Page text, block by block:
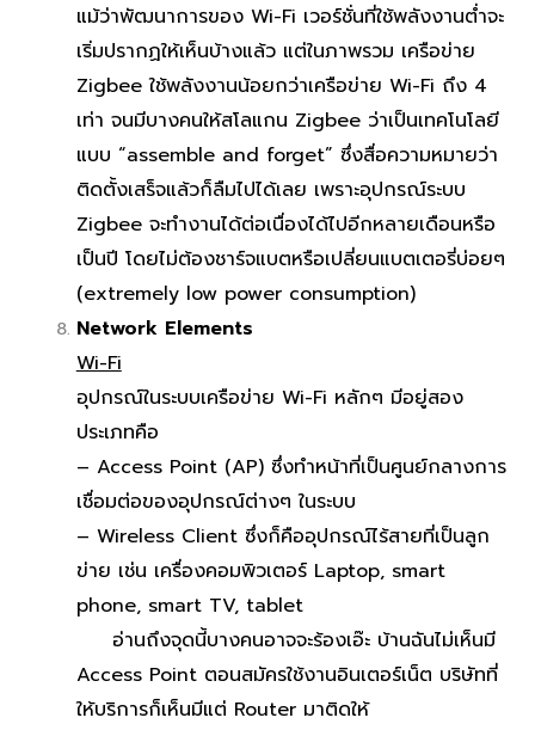
แม้ว่าพัฒนาการของ Wi-Fi เวอร์ชั่นที่ใช้พลังงานต่ำจะ
เริ่มปรากฏให้เห็นบ้างแล้ว แต่ในภาพรวม เครือข่าย
Zigbee ใช้พลังงานน้อยกว่าเครือข่าย Wi-Fi ถึง 4
เท่า จนมีบางคนให้สโลแกน Zigbee ว่าเป็นเทคโนโลยี
แบบ “assemble and forget” ซึ่งสื่อความหมายว่า
ติดตั้งเสร็จแล้วก็ลืมไปได้เลย เพราะอุปกรณ์ระบบ
Zigbee จะทำงานได้ต่อเนื่องได้ไปอีกหลายเดือนหรือ
เป็นปี โดยไม่ต้องชาร์จแบตหรือเปลี่ยนแบตเตอรี่บ่อยๆ
(extremely low power consumption)
Network Elements
Wi-Fi
อุปกรณ์ในระบบเครือข่าย Wi-Fi หลักๆ มีอยู่สอง
ประเภทคือ
– Access Point (AP) ซึ่งทำหน้าที่เป็นศูนย์กลางการ
เชื่อมต่อของอุปกรณ์ต่างๆ ในระบบ
– Wireless Client ซึ่งก็คืออุปกรณ์ไร้สายที่เป็นลูก
ข่าย เช่น เครื่องคอมพิวเตอร์ Laptop, smart
phone, smart TV, tablet
อ่านถึงจุดนี้บางคนอาจจะร้องเอ๊ะ บ้านฉันไม่เห็นมี
Access Point ตอนสมัครใช้งานอินเตอร์เน็ต บริษัทที่
ให้บริการก็เห็นมีแต่ Router มาติดให้